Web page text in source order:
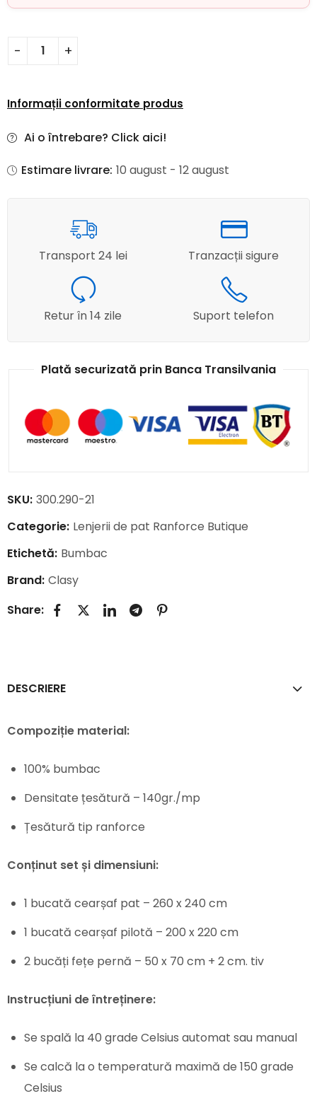
Informații conformitate produs
Ai o întrebare? Click aici!
Estimare livrare: 10 august - 12 august
Transport 24 lei Tranzacții sigure
Retur în 14 zile Suport telefon
Plată securizată prin Banca Transilvania
SKU: 300.290-21
Categorie: Lenjerii de pat Ranforce Butique
Etichetă: Bumbac
Brand: Clasy
Share:
DESCRIERE
Compoziție material:
100% bumbac
Densitate țesătură – 140gr./mp
Țesătură tip ranforce
Conținut set și dimensiuni:
1 bucată cearșaf pat – 260 x 240 cm
1 bucată cearșaf pilotă – 200 x 220 cm
2 bucăți fețe pernă – 50 x 70 cm + 2 cm. tiv
Instrucțiuni de întreținere:
Se spală la 40 grade Celsius automat sau manual
Se calcă la o temperatură maximă de 150 grade
Celsius